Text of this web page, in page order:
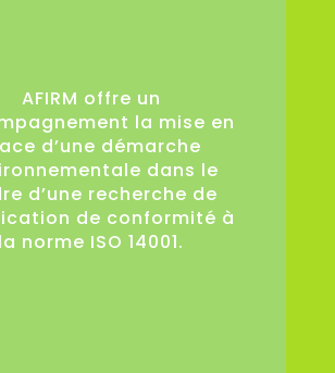
AFIRM offre un
la mise en
d’une démarche
dans le
d’une recherche de
de conformité à
la norme ISO 14001.